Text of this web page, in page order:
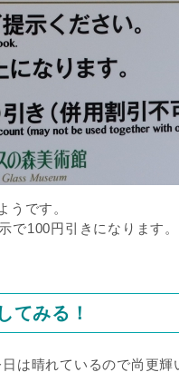
うです。
で100円引きになります。
てみる！
は晴れているので尚更輝